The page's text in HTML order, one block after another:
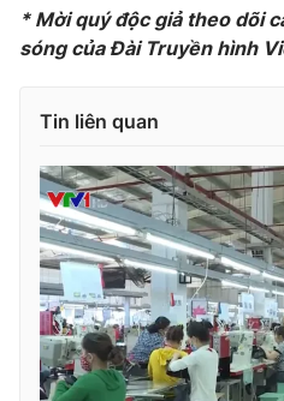
Cơ quan chủ quản:Đài Truyền
Cơ quan báo chí: Thời báo VTV
Giấy phép hoạt động báo in và
cấp ngày 29/12/2023
Tổng Biên tập:Vũ Thanh Thủy
Phó Tổng Biên tập:Nguyễn Thị
Nguyễn Trọng Ninh
Tổng đài VTV:024.38 355 931 -
* Mời quý độc giả theo dõi
sóng của Đài Truyền hình
Tin liên quan